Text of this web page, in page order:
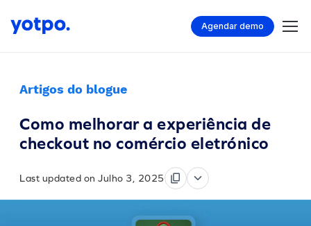
Agendar demo
Artigos do blogue
Como melhorar a experiência de
checkout no comércio eletrónico
Last updated on Julho 3, 2025